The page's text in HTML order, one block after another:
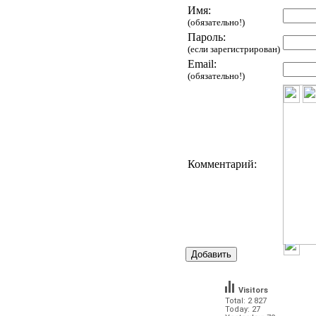
Имя:
(обязательно!)
Пароль:
(если зарегистрирован)
Email:
(обязательно!)
Комментарий:
Total: 2 827
Today: 27
Visitors